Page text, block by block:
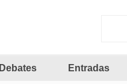
Debates Entradas